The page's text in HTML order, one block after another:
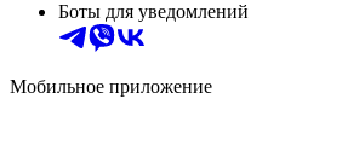
Боты для уведомлений
Мобильное приложение